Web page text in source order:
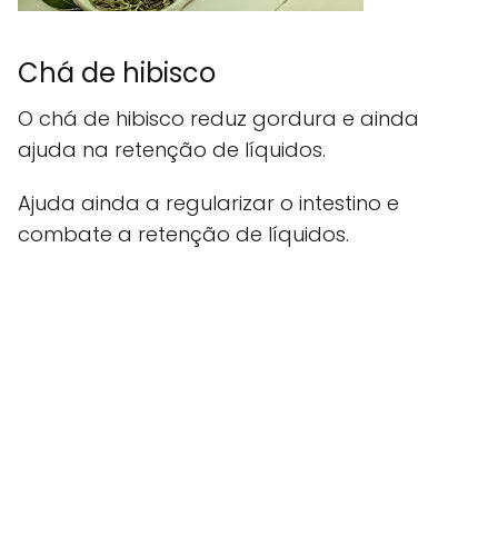
Chá de hibisco
O chá de hibisco reduz gordura e ainda
ajuda na retenção de líquidos.
Ajuda ainda a regularizar o intestino e
combate a retenção de líquidos.